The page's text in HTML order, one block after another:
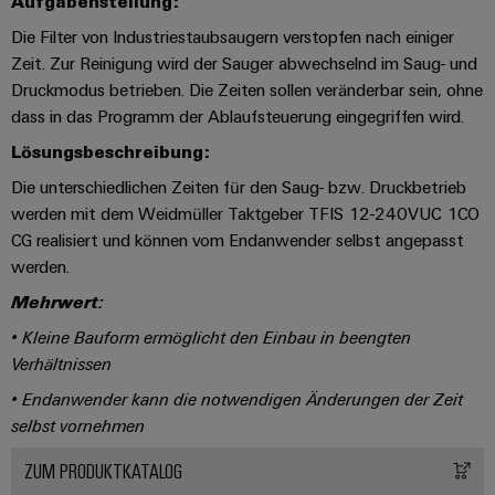
Schaltschrankbau
Schienenfahrzeuge
Moderne
digitale
Lösungen
klimafreundliche
Mobilitat
im
Bahnverkehr
Schiffbau
Verbindungslösungen
für
maritime
Industrie
Wasseraufbereitung
Leiterplattensteckverbinder
&
Leiterplattenklemmen
PCB
Connector
Services
Original
Equipment
(OEM)
Remote
Access
&
Cloud-
Services
Industrial
easyConnect
Werkstatt
&
Zubehör
Karriere auf
dem Kindel
neues
Distribution
Center in
Die Filter von Industriestaubsaugern verstopfen nach einiger
Zeit. Zur Reinigung wird der Sauger abwechselnd im Saug- und
Druckmodus betrieben. Die Zeiten sollen veränderbar sein, ohne
dass in das Programm der Ablaufsteuerung eingegriffen wird.
Lösungsbeschreibung:
Die unterschiedlichen Zeiten für den Saug- bzw. Druckbetrieb
werden mit dem Weidmüller Taktgeber TFIS 12-240VUC 1CO
CG realisiert und können vom Endanwender selbst angepasst
werden.
Mehrwert:
• Kleine Bauform ermöglicht den Einbau in beengten
Verhältnissen
• Endanwender kann die notwendigen Änderungen der Zeit
selbst vornehmen
ZUM PRODUKTKATALOG